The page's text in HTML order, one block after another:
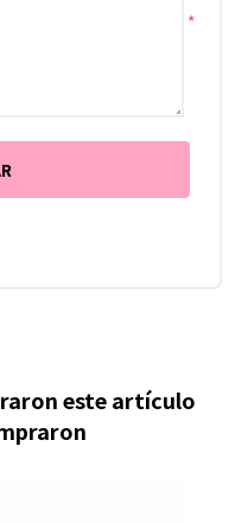
*
este artículo